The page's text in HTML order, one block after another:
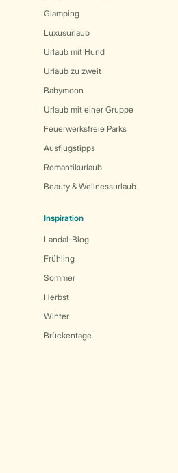
Glamping
Luxusurlaub
Urlaub mit Hund
Urlaub zu zweit
Babymoon
Urlaub mit einer Gruppe
Feuerwerksfreie Parks
Ausflugstipps
Romantikurlaub
Beauty & Wellnessurlaub
Inspiration
Landal-Blog
Frühling
Sommer
Herbst
Winter
Brückentage